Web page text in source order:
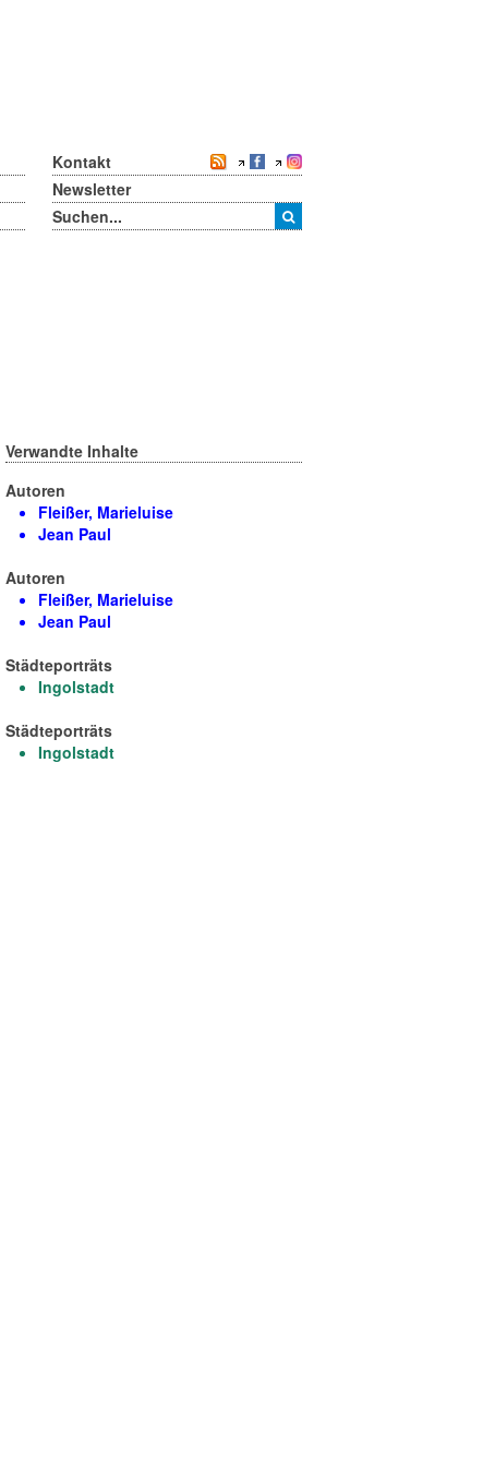
Kontakt
Newsletter
Verwandte Inhalte
Autoren
Fleißer, Marieluise
Jean Paul
Autoren
Fleißer, Marieluise
Jean Paul
Städteporträts
Ingolstadt
Städteporträts
Ingolstadt